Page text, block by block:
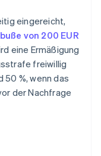
eingereicht,
von 200 EUR
eine Ermäßigung
freiwillig
50 %, wenn das
der Nachfrage